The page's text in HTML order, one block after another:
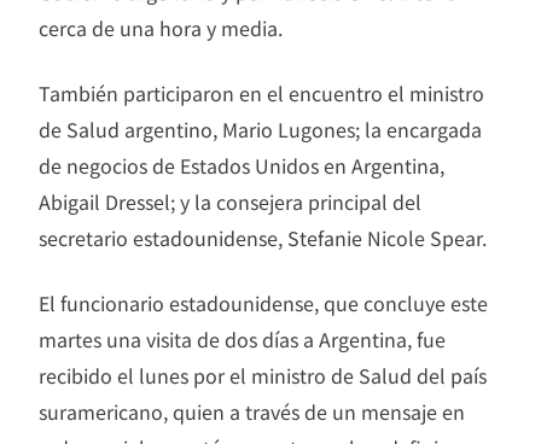
cerca de una hora y media.
También participaron en el encuentro el ministro
de Salud argentino, Mario Lugones; la encargada
de negocios de Estados Unidos en Argentina,
Abigail Dressel; y la consejera principal del
secretario estadounidense, Stefanie Nicole Spear.
El funcionario estadounidense, que concluye este
martes una visita de dos días a Argentina, fue
recibido el lunes por el ministro de Salud del país
suramericano, quien a través de un mensaje en